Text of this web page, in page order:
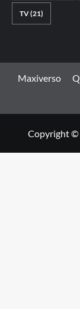
TV(21)
Maxiverso
Copyright